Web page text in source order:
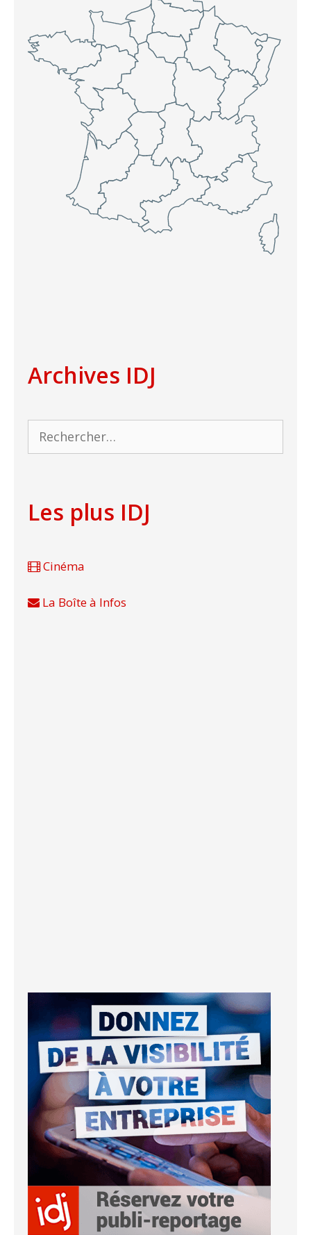
Archives IDJ
Rechercher :
Les plus IDJ
Cinéma
La Boîte à Infos